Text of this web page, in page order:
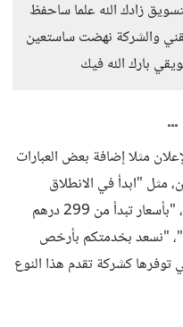
زادك الله علما ساحفظ
والشركة نهضت ساستعين
بارك الله فيك
مثلا إضافة بعض العبارات
مثل "ابدأ في الانطلاق
بموقعك الالكتروني الخاص بك"، "بأسعار تبدأ من 299 درهم
"نسعد بخدمتكم بأرخص
توفرها كشركة تقدم هذا النوع